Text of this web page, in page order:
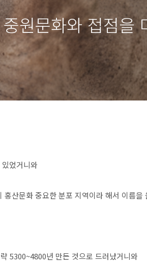
원문화와 접점을
었거니와
산문화 중요한 분포 지역이라 해서 이름을
5300~4800년 만든 것으로 드러났거니와